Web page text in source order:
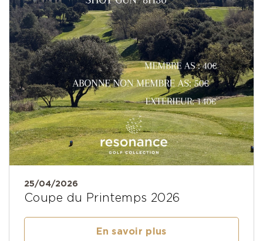
25/04/2026
Coupe du Printemps 2026
En savoir plus